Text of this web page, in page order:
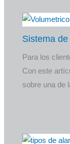
Sistema
Para los
Con este
sobre una de